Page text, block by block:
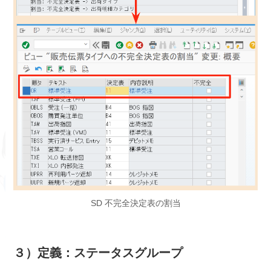
SD 不完全決定表の割当
３）定義：ステータスグループ